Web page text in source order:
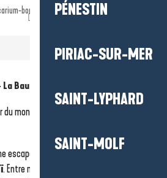
PÉNESTIN
PIRIAC-SUR-MER
SAINT-LYPHARD
SAINT-MOLF
bonsai-la-baule.fr
Baule
monde végétal sans quitter La Baule
. Entre majestueux bonsaïs, cactus